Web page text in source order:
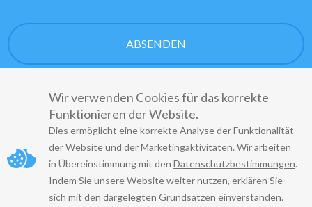
Vorschriften
Datenschutzpolitik
Wir verwenden Cookies für das korrekte
Funktionieren der Website.
Dies ermöglicht eine korrekte Analyse der Funktionalität
der Website und der Marketingaktivitäten. Wir arbeiten
in Übereinstimmung mit den Datenschutzbestimmungen.
Indem Sie unsere Website weiter nutzen, erklären Sie
sich mit den dargelegten Grundsätzen einverstanden.